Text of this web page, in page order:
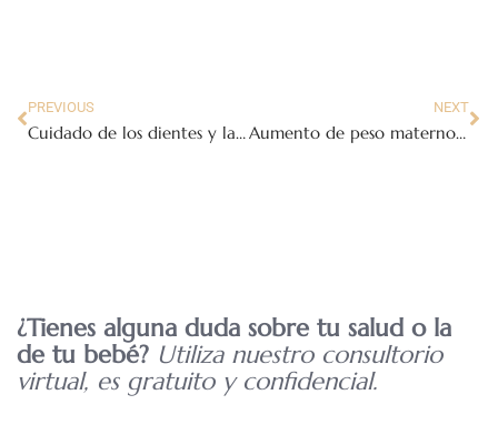
PREVIOUS
Cuidado de los dientes y las encías antes del embarazo
NEXT
Aumento de peso materno en el segundo trimestre
¿Tienes alguna duda sobre tu salud o la
de tu bebé? Utiliza nuestro consultorio
virtual, es gratuito y confidencial.